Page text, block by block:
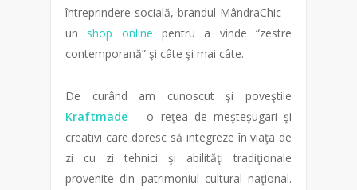
întreprindere socială, brandul MândraChic –
un shop online pentru a vinde “zestre
contemporană” şi câte şi mai câte.
De curând am cunoscut şi poveştile
Kraftmade – o reţea de meşteşugari şi
creativi care doresc să integreze în viaţa de
zi cu zi tehnici şi abilităţi tradiţionale
provenite din patrimoniul cultural naţional.